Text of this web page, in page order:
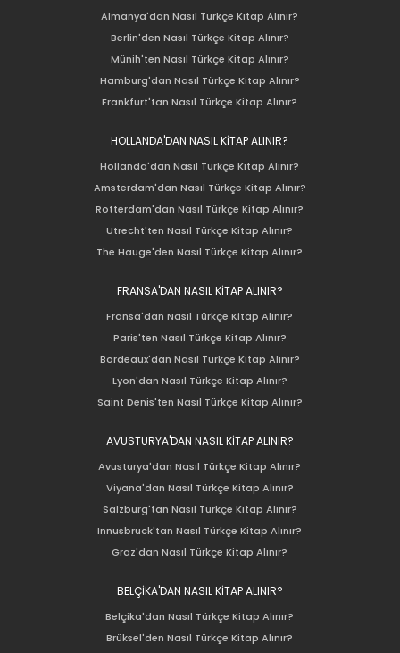
Almanya'dan Nasıl Türkçe Kitap Alınır?
Berlin'den Nasıl Türkçe Kitap Alınır?
Münih'ten Nasıl Türkçe Kitap Alınır?
Hamburg'dan Nasıl Türkçe Kitap Alınır?
Frankfurt'tan Nasıl Türkçe Kitap Alınır?
HOLLANDA'DAN NASIL KİTAP ALINIR?
Hollanda'dan Nasıl Türkçe Kitap Alınır?
Amsterdam'dan Nasıl Türkçe Kitap Alınır?
Rotterdam'dan Nasıl Türkçe Kitap Alınır?
Utrecht'ten Nasıl Türkçe Kitap Alınır?
The Hauge'den Nasıl Türkçe Kitap Alınır?
FRANSA'DAN NASIL KİTAP ALINIR?
Fransa'dan Nasıl Türkçe Kitap Alınır?
Paris'ten Nasıl Türkçe Kitap Alınır?
Bordeaux'dan Nasıl Türkçe Kitap Alınır?
Lyon'dan Nasıl Türkçe Kitap Alınır?
Saint Denis'ten Nasıl Türkçe Kitap Alınır?
AVUSTURYA'DAN NASIL KİTAP ALINIR?
Avusturya'dan Nasıl Türkçe Kitap Alınır?
Viyana'dan Nasıl Türkçe Kitap Alınır?
Salzburg'tan Nasıl Türkçe Kitap Alınır?
Innusbruck'tan Nasıl Türkçe Kitap Alınır?
Graz'dan Nasıl Türkçe Kitap Alınır?
BELÇİKA'DAN NASIL KİTAP ALINIR?
Belçika'dan Nasıl Türkçe Kitap Alınır?
Brüksel'den Nasıl Türkçe Kitap Alınır?